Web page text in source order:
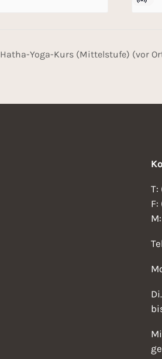
Hatha-Yoga-Kurs (Mittelstufe) (vor
T:
F: